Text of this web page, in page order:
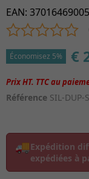
EAN:
Économisez 5% €
Référence SIL-DUP-
🚚Expédition
expédiées à